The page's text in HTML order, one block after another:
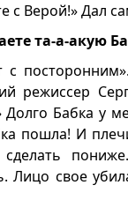
с Верой!» Дал
та-а-акую
режиссер
Бабка у
пошла! И
свое